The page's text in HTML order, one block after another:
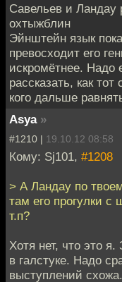
Савельев и Ландау
охтыжблин
Эйнштейн язык
превосходит его
искромётнее. Надо
рассказать, как
кого дальше
Asya »
#1210 | 19.10.12 08:58
Кому: Sj101, #1208
> А Ландау по
там его прогулки с
т.п?
Хотя нет, что это
в галстуке. Надо
выступлений схожа.